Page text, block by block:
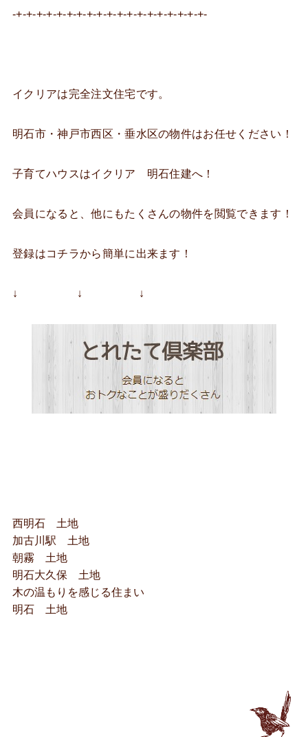
-+-+-+-+-+-+-+-+-+-+-+-+-+-+-+-+-+-+-+-
イクリアは完全注文住宅です。
明石市・神戸市西区・垂水区の物件はお任せください！
子育てハウスはイクリア 明石住建へ！
会員になると、他にもたくさんの物件を閲覧できます！
登録はコチラから簡単に出来ます！
↓ ↓ ↓
西明石 土地
加古川駅 土地
朝霧 土地
明石大久保 土地
木の温もりを感じる住まい
明石 土地